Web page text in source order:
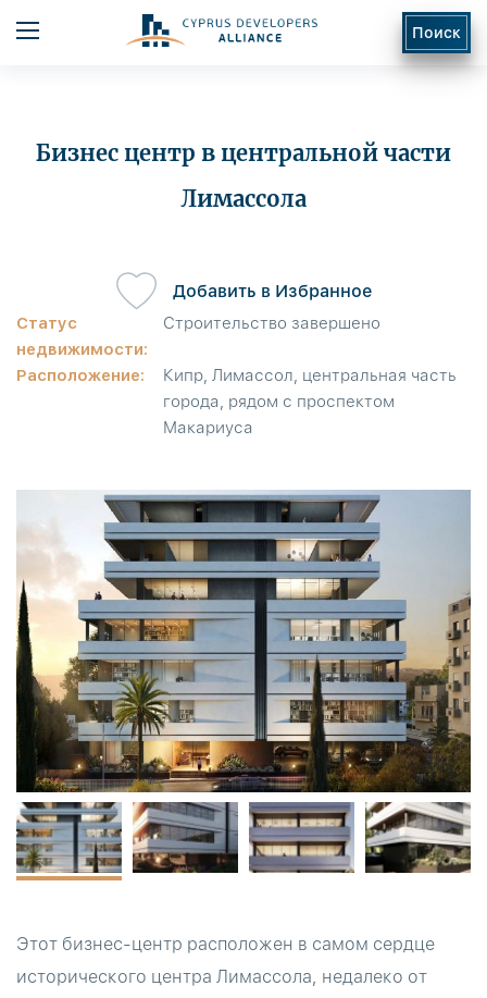
Поиск
Бизнес центр в центральной части
Лимассола
Статус
недвижимости:
Строительство завершено
Расположение:
Кипр, Лимассол, центральная часть
города, рядом с проспектом
Макариуса
Добавить в Избранное
Этот бизнес-центр расположен в самом сердце
исторического центра Лимассола, недалеко от